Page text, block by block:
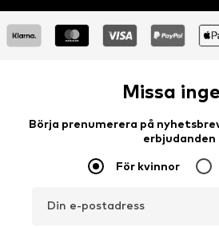
Missa
Börja prenumerera på
erbjudanden
För kvinnor
Din e-postadress